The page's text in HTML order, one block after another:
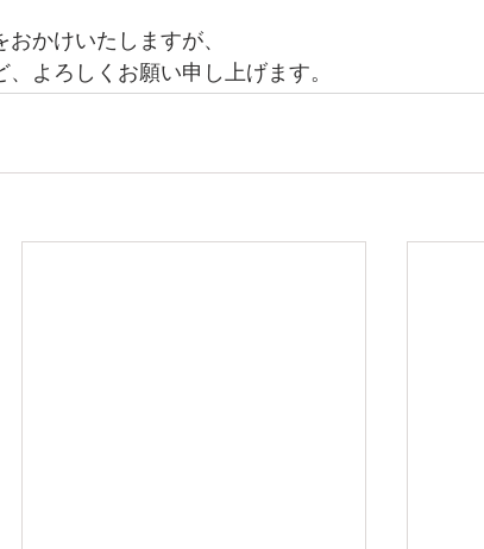
かけいたしますが、
よろしくお願い申し上げます。